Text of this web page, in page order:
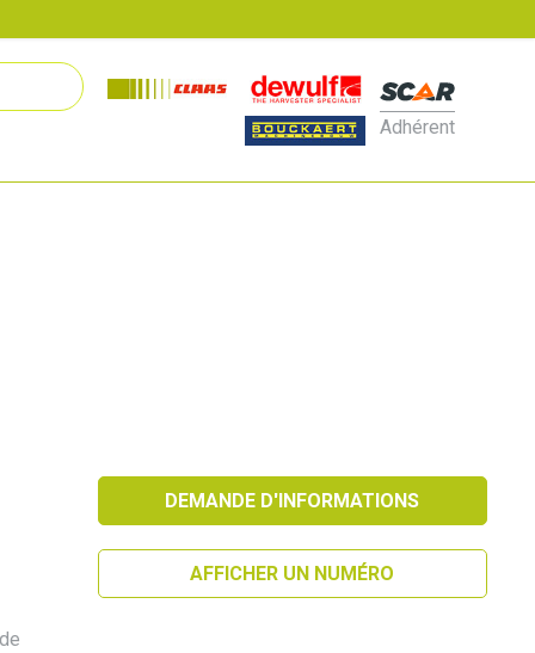
Adhérent
DEMANDE D'INFORMATIONS
AFFICHER UN NUMÉRO